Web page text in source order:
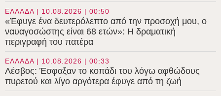
ΕΛΛΑΔΑ | 10.08.2026 | 00:50
«Έφυγε ένα δευτερόλεπτο από την προσοχή μου, ο
ναυαγοσώστης είναι 68 ετών»: Η δραματική
περιγραφή του πατέρα
ΕΛΛΑΔΑ | 10.08.2026 | 00:33
Λέσβος: Έσφαξαν το κοπάδι του λόγω αφθώδους
πυρετού και λίγο αργότερα έφυγε από τη ζωή